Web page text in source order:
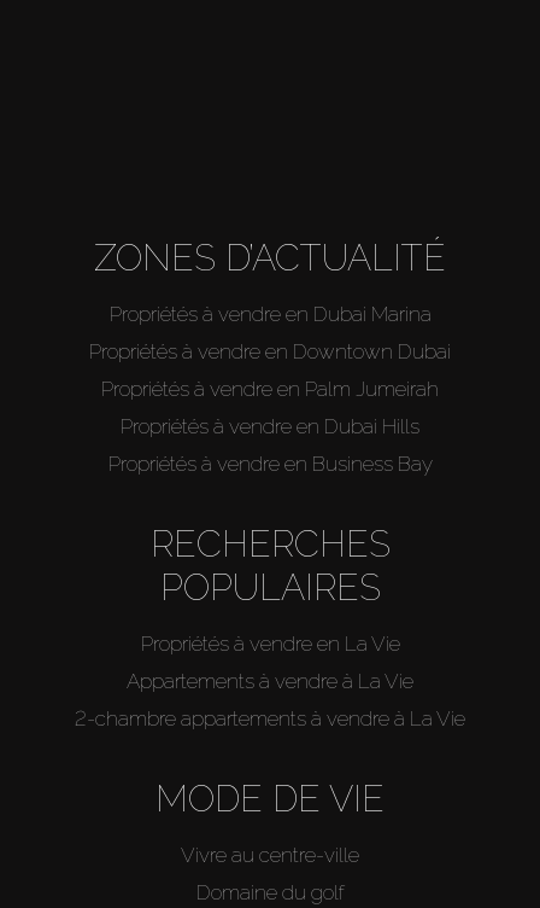
ZONES D’ACTUALITÉ
Propriétés à vendre en Dubai Marina
Propriétés à vendre en Downtown Dubai
Propriétés à vendre en Palm Jumeirah
Propriétés à vendre en Dubai Hills
Propriétés à vendre en Business Bay
RECHERCHES
POPULAIRES
Propriétés à vendre en La Vie
Appartements à vendre à La Vie
2-chambre appartements à vendre à La Vie
MODE DE VIE
Vivre au centre-ville
Domaine du golf